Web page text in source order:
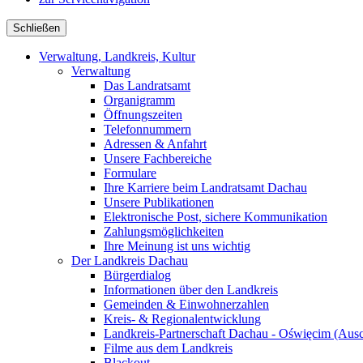
Schließen
Verwaltung, Landkreis, Kultur
Verwaltung
Das Landratsamt
Organigramm
Öffnungszeiten
Telefonnummern
Adressen & Anfahrt
Unsere Fachbereiche
Formulare
Ihre Karriere beim Landratsamt Dachau
Unsere Publikationen
Elektronische Post, sichere Kommunikation
Zahlungsmöglichkeiten
Ihre Meinung ist uns wichtig
Der Landkreis Dachau
Bürgerdialog
Informationen über den Landkreis
Gemeinden & Einwohnerzahlen
Kreis- & Regionalentwicklung
Landkreis-Partnerschaft Dachau - Oświęcim
Filme aus dem Landkreis